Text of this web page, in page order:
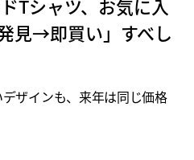
Tシャツ、お気に入
見→即買い」すべし
ザインも、来年は同じ価格